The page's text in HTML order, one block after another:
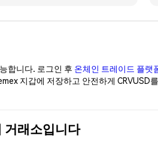
합니다. 로그인 후 온체인 트레이드 플랫
지갑에 저장하고 안전하게 CRVUSD
거래소입니다